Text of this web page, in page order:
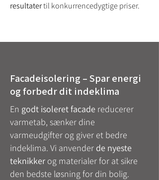
resultatertil konkurrencedygtige priser.
Facadeisolering – Spar energi
og forbedr dit indeklima
En godt isoleret facade reducerer
varmetab, sænker dine
varmeudgifter og giver et bedre
indeklima. Vi anvender de nyeste
teknikker og materialer for at sikre
den bedste løsning for din bolig.